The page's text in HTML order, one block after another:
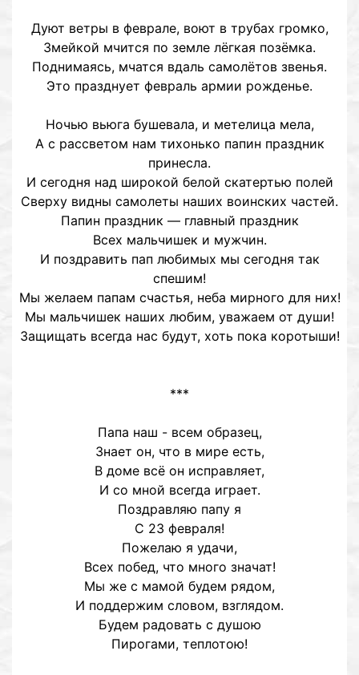
Дуют ветры в феврале, воют в трубах громко,
Змейкой мчится по земле лёгкая позёмка.
Поднимаясь, мчатся вдаль самолётов звенья.
Это празднует февраль армии рожденье.
Ночью вьюга бушевала, и метелица мела,
А с рассветом нам тихонько папин праздник
принесла.
И сегодня над широкой белой скатертью полей
Сверху видны самолеты наших воинских частей.
Папин праздник — главный праздник
Всех мальчишек и мужчин.
И поздравить пап любимых мы сегодня так
спешим!
Мы желаем папам счастья, неба мирного для них!
Мы мальчишек наших любим, уважаем от души!
Защищать всегда нас будут, хоть пока коротыши!
***
Папа наш - всем образец,
Знает он, что в мире есть,
В доме всё он исправляет,
И со мной всегда играет.
Поздравляю папу я
С 23 февраля!
Пожелаю я удачи,
Всех побед, что много значат!
Мы же с мамой будем рядом,
И поддержим словом, взглядом.
Будем радовать с душою
Пирогами, теплотою!